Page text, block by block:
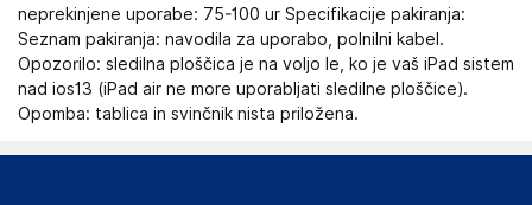
neprekinjene uporabe: 75-100 ur Specifikacije pakiranja:
Seznam pakiranja: navodila za uporabo, polnilni kabel.
Opozorilo: sledilna ploščica je na voljo le, ko je vaš iPad sistem
nad ios13 (iPad air ne more uporabljati sledilne ploščice).
Opomba: tablica in svinčnik nista priložena.